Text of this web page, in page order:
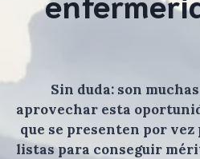
Sin duda: son
aprovechar esta
que se presenten por
listas para conseguir